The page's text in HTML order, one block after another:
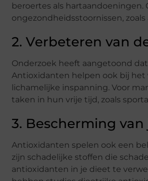
beroertes als
ongezondheidsstoornissen,
2. Verbeteren van
Onderzoek heeft aangetoond
Antioxidanten helpen ook bij
lichamelijke inspanning. Voor
taken in hun vrije tijd, zoals
3. Bescherming
Antioxidanten spelen ook een
zijn schadelijke stoffen die
antioxidanten in je dieet te